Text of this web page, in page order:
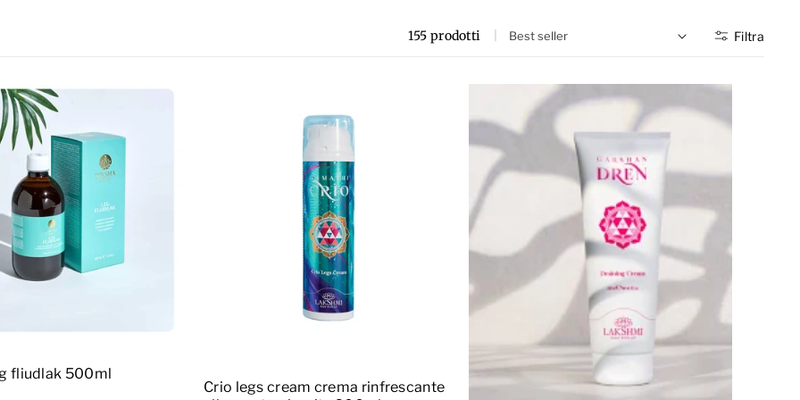
155 prodotti Filtra
fliudlak 500ml
al carrello
Crio legs cream crema rinfrescante